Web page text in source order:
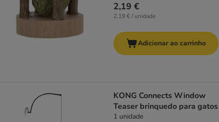
2,19 €
2,19 € / unidade
Adicionar ao carrinho
KONG Connects Window
Teaser brinquedo para gatos
1 unidade